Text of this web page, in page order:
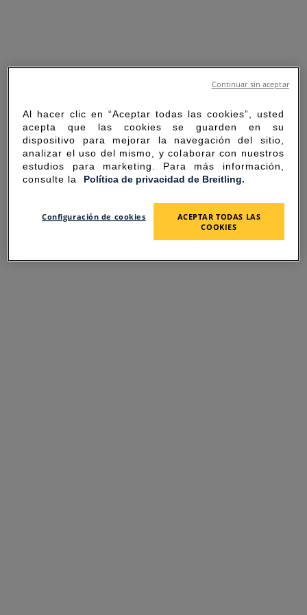
SORRY FOR THE
INCONVENIENCE
Al hacer clic en “Aceptar todas las cookies”, usted
acepta que las cookies se guarden en su
dispositivo para mejorar la navegación del sitio,
analizar el uso del mismo, y colaborar con nuestros
estudios para marketing. Para más información,
consulte la Política de privacidad de Breitling.
Configuración de cookies
ACEPTAR TODAS LAS
COOKIES
Continuar sin aceptar